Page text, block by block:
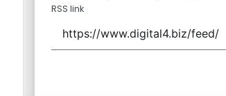
RSS link